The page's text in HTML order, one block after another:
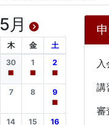
5月
木 金
土
30
■
1
■
2
■
7 8 9
■
14 15 16